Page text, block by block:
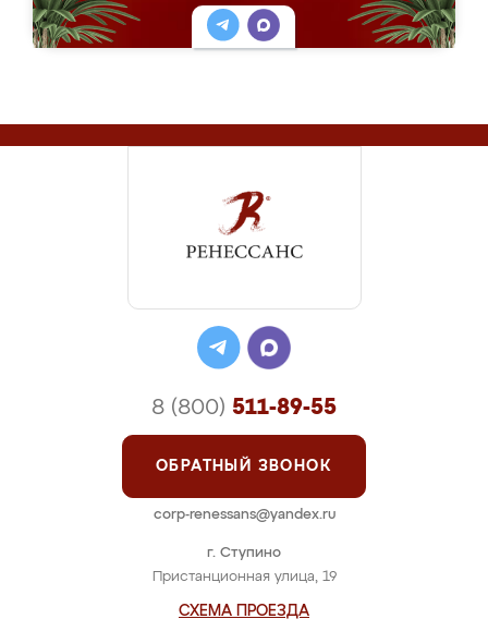
г. Ступино
Пристанционная улица, 19
СХЕМА ПРОЕЗДА
8 (800) 511-89-55
ОБРАТНЫЙ ЗВОНОК
corp-renessans@yandex.ru